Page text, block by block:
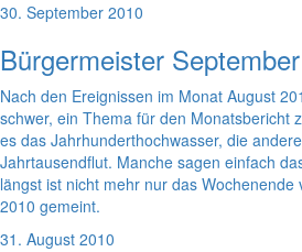
30. September 2010
Bürgermeister
Nach den Ereignissen im Monat August
schwer, ein Thema für den Monatsbericht
es das Jahrhunderthochwasser, die
Jahrtausendflut. Manche sagen einfach
längst ist nicht mehr nur das
2010 gemeint.
31. August 2010